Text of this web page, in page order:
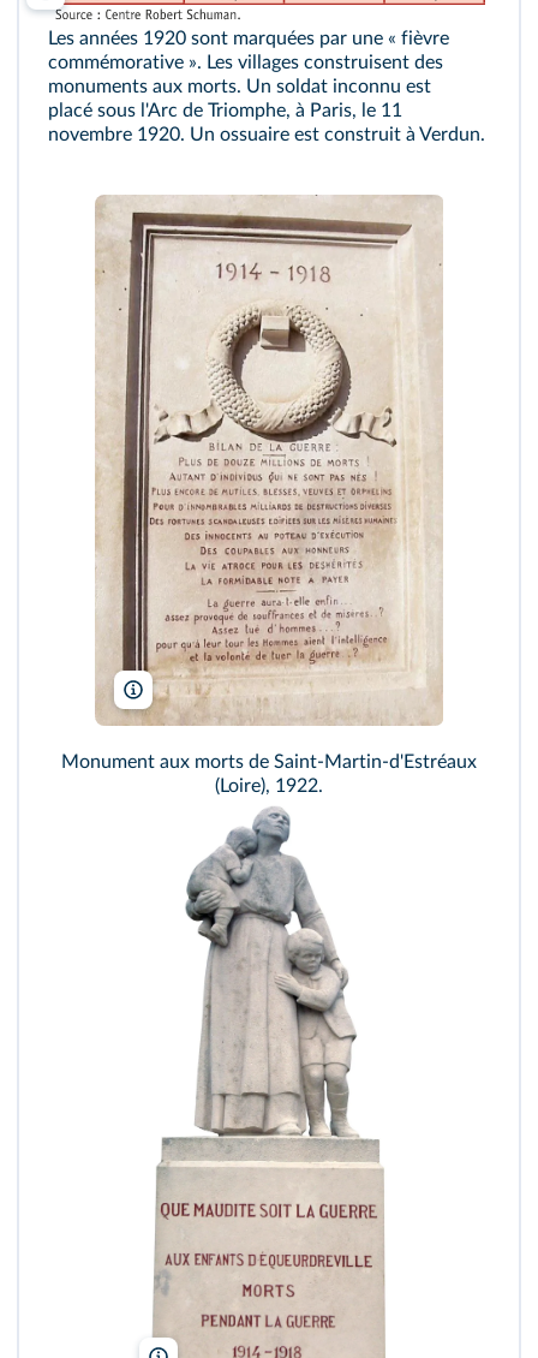
Les années 1920 sont marquées par une « fièvre
commémorative ». Les villages construisent des
monuments aux morts. Un soldat inconnu est
placé sous l'Arc de Triomphe, à Paris, le 11
novembre 1920. Un ossuaire est construit à Verdun.
St-Martin-d'Estreaux
Monument aux morts de Saint-Martin-d'Estréaux
(Loire), 1922.